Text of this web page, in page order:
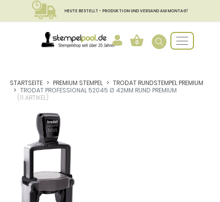
HEUTE BESTELLT - PRODUKTION UND VERSAND AM MONTAG!
0
STARTSEITE PREMIUM STEMPEL
TRODAT RUNDSTEMPEL PREMIUM
TRODAT PROFESSIONAL 52045 Ø 42MM RUND PREMIUM
(11 ARTIKEL)